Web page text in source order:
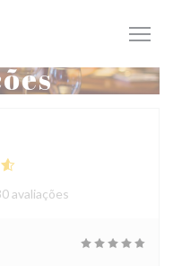
avaliações